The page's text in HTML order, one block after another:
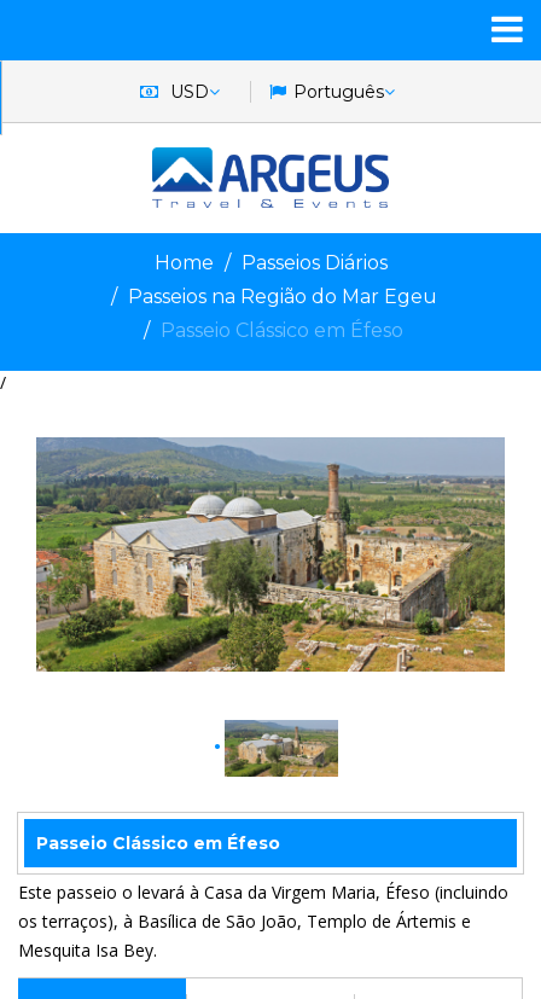
USD Português
Home
Passeios Diários
Passeios na Região do Mar Egeu
Passeio Clássico em Éfeso
/
Passeio Clássico em Éfeso
Este passeio o levará à Casa da Virgem Maria, Éfeso (incluindo
os terraços), à Basílica de São João, Templo de Ártemis e
Mesquita Isa Bey.